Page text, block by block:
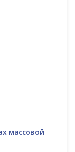
массовой